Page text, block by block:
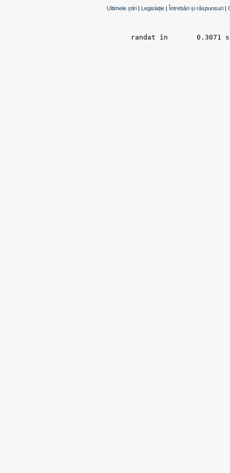
Ultimele știri | Legislație | Întrebări și răspunsuri |
randat în